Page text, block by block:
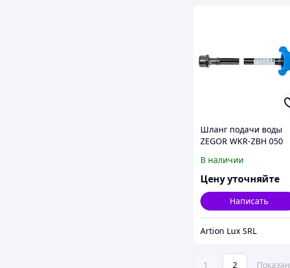
Шланг подачи воды
ZEGOR WKR-ZBH 050
В наличии
Цену уточняйте
Написать
Artion Lux SRL
1 2